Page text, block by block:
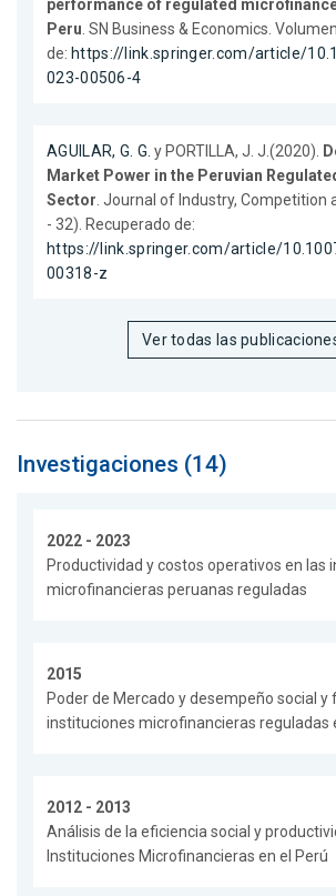
performance of regulated
Peru . SN Business & Economics.
de: https://link.springer.com/article/
023-00506-4
AGUILAR, G. G. y PORTILLA, J. J.(2020).
Market Power in the Peruvian
Sector . Journal of Industry, Competition
- 32). Recuperado de:
https://link.springer.com/article/
00318-z
Ver todas las
Investigaciones (14)
2022 - 2023
Productividad y costos operativos en las
microfinancieras peruanas reguladas
2015
Poder de Mercado y desempeño social y
instituciones microfinancieras reguladas
2012 - 2013
Análisis de la eficiencia social y
Instituciones Microfinancieras en el Perú